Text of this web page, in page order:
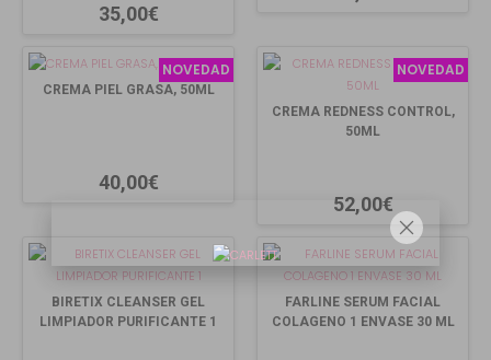
35,00€
NOVEDAD
CREMA PIEL GRASA, 50ML
40,00€
NOVEDAD
CREMA REDNESS CONTROL,
50ML
52,00€
BIRETIX CLEANSER GEL
LIMPIADOR PURIFICANTE 1
FARLINE SERUM FACIAL
COLAGENO 1 ENVASE 30 ML